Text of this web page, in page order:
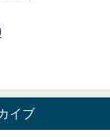
イブ